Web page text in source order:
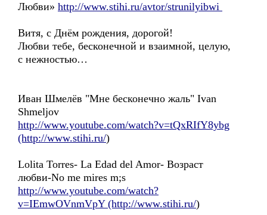
Любви» http://www.stihi.ru/avtor/strunilyibwi
Витя, с Днём рождения, дорогой!
Любви тебе, бесконечной и взаимной, целую,
с нежностью…
Иван Шмелёв "Мне бесконечно жаль" Ivan
Shmeljov
http://www.youtube.com/watch?v=tQxRIfY8ybg
(http://www.stihi.ru/)
Lolita Torres- La Edad del Amor- Возраст
любви-No me mires m;s
http://www.youtube.com/watch?
v=IEmwOVnmVpY (http://www.stihi.ru/)